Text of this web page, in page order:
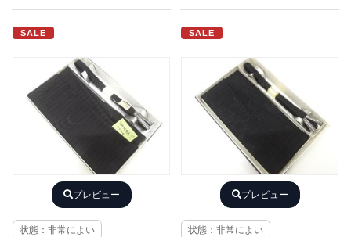
SALE
プレビュー
状態：非常によい
SALE
プレビュー
状態：非常によい